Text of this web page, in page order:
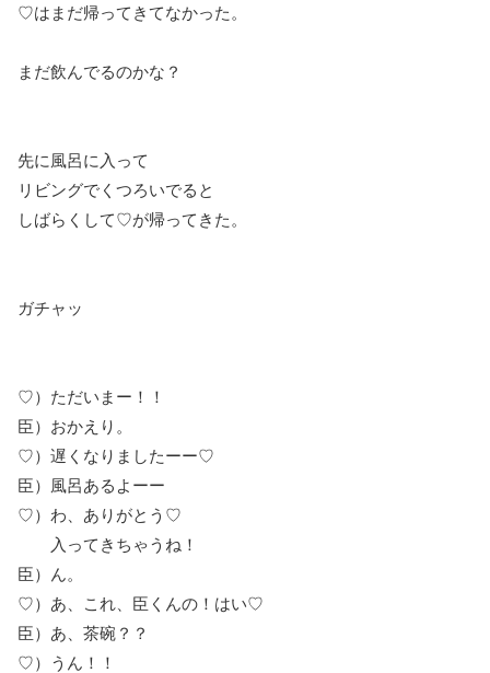
♡はまだ帰ってきてなかった。
まだ飲んでるのかな？
先に風呂に入って
リビングでくつろいでると
しばらくして♡が帰ってきた。
ガチャッ
♡）ただいまー！！
臣）おかえり。
♡）遅くなりましたーー♡
臣）風呂あるよーー
♡）わ、ありがとう♡
入ってきちゃうね！
臣）ん。
♡）あ、これ、臣くんの！はい♡
臣）あ、茶碗？？
♡）うん！！